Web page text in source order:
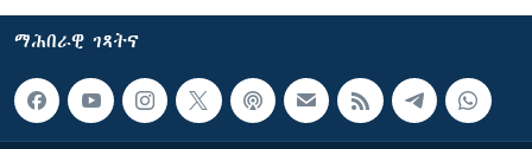
ማሕበራዊ ገጻትና